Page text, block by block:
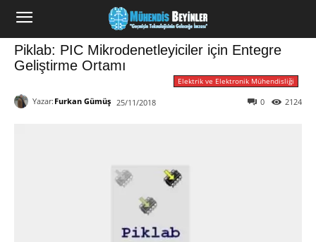
Piklab: PIC Mikrodenetleyiciler için Entegre
Geliştirme Ortamı
Elektrik ve Elektronik Mühendisliği
Yazar: Furkan Gümüş 25/11/2018 2124
0